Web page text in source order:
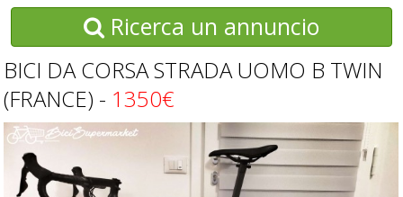
Ricerca un annuncio
BICI DA CORSA STRADA UOMO B TWIN
(FRANCE) - 1350€